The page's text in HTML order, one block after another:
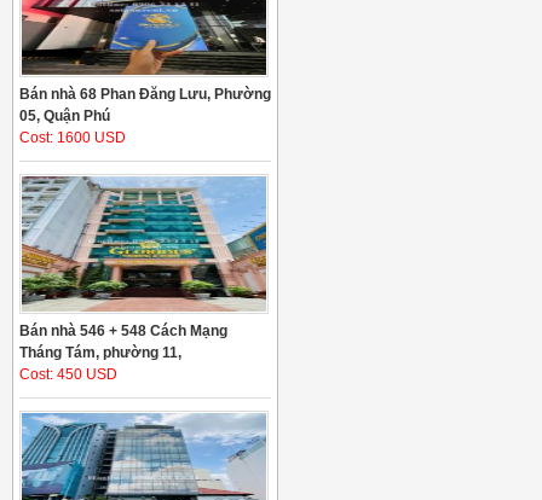
Bán nhà 68 Phan Đăng Lưu, Phường
05, Quận Phú
Cost: 1600 USD
Bán nhà 546 + 548 Cách Mạng
Tháng Tám, phường 11,
Cost: 450 USD